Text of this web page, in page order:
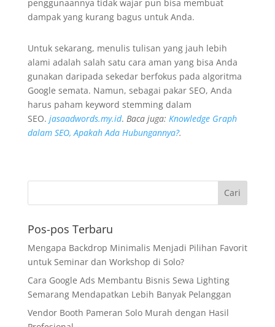
penggunaannya tidak wajar pun bisa membuat
dampak yang kurang bagus untuk Anda.
Untuk sekarang, menulis tulisan yang jauh lebih
alami adalah salah satu cara aman yang bisa Anda
gunakan daripada sekedar berfokus pada algoritma
Google semata. Namun, sebagai pakar SEO, Anda
harus paham keyword stemming dalam
SEO. jasaadwords.my.id. Baca juga: Knowledge Graph
dalam SEO, Apakah Ada Hubungannya?.
Pos-pos Terbaru
Mengapa Backdrop Minimalis Menjadi Pilihan Favorit
untuk Seminar dan Workshop di Solo?
Cara Google Ads Membantu Bisnis Sewa Lighting
Semarang Mendapatkan Lebih Banyak Pelanggan
Vendor Booth Pameran Solo Murah dengan Hasil